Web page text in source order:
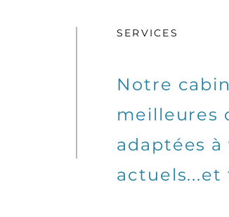
SERVICES
Notre
meilleures
adaptées
actuels...et